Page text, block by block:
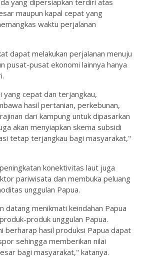
maupun kapal cepat yang
waktu perjalanan
dapat melakukan perjalanan menuju
pusat-pusat ekonomi lainnya hanya
cepat dan terjangkau,
hasil pertanian, perkebunan,
dari kampung untuk dipasarkan
akan menyiapkan skema subsidi
tetap terjangkau bagi masyarakat,"
konektivitas laut juga
pariwisata dan membuka peluang
unggulan Papua.
datang menikmati keindahan Papua
produk unggulan Papua.
berharap hasil produksi Papua dapat
sehingga memberikan nilai
bagi masyarakat," katanya.